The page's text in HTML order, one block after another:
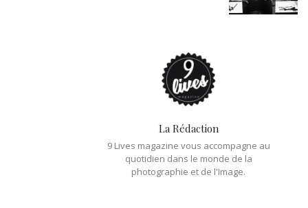
La Rédaction
9 Lives magazine vous accompagne au
quotidien dans le monde de la
photographie et de l'Image.